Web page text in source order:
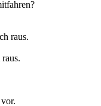
raus.